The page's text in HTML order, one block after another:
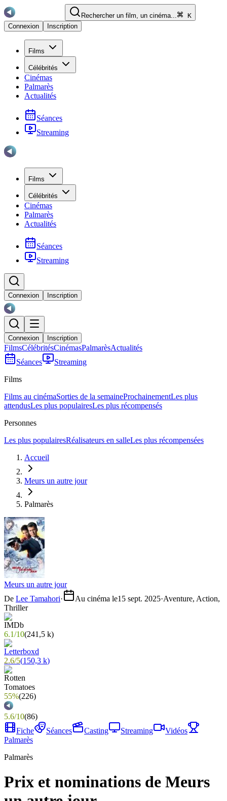
Rechercher un film, un cinéma...
K
Connexion
Inscription
Films
Célébrités
Cinémas
Palmarès
Actualités
Séances
Streaming
Films
Célébrités
Cinémas
Palmarès
Actualités
Séances
Streaming
Connexion Inscription
Connexion Inscription
FilmsCélébritésCinémasPalmarèsActualités
Séances
Streaming
Films
Films au cinémaSorties de la semaineProchainementLes plus
attendusLes plus populairesLes plus récompensés
Personnes
Les plus populairesRéalisateurs en salleLes plus récompensées
Accueil
Meurs un autre jour
Palmarès
Meurs un autre jour
De Lee Tamahori· Au cinéma le15 sept. 2025·Aventure, Action,
Thriller
6.1/10(241,5 k)
2.6/5(150,3 k)
55%(226)
5.6/10(86)
Fiche
Séances Casting Streaming
Vidéos
Palmarès
Palmarès
Prix et nominations de Meurs